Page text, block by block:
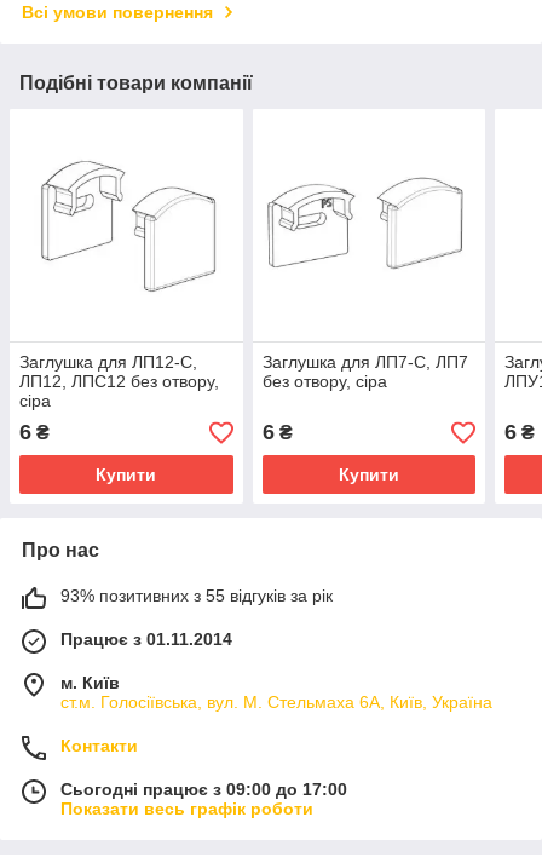
Всі умови повернення
Подібні товари компанії
Заглушка для ЛП12-С,
ЛП12, ЛПС12 без отвору,
сіра
6 ₴
Купити
Заглушка для ЛП7-С, ЛП7
без отвору, сіра
6₴
Купити
6 ₴
Про нас
93% позитивних з 55 відгуків за рік
Працює з 01.11.2014
м. Київ
ст.м. Голосіївська, вул. М. Стельмаха 6А, Київ, Україна
Контакти
Сьогодні працює з 09:00 до 17:00
Показати весь графік роботи